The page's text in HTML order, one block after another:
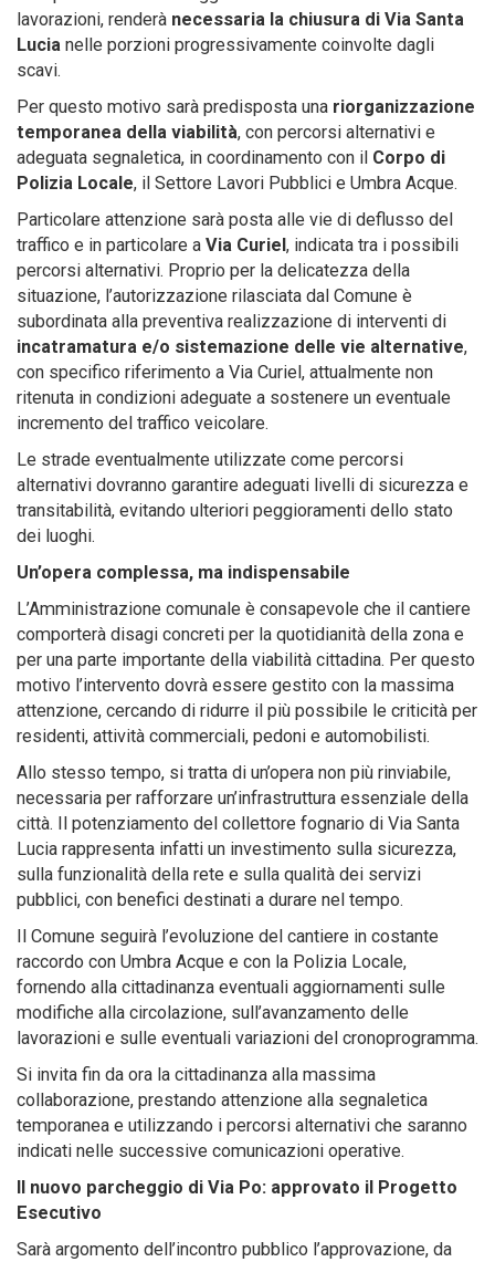
lavorazioni, renderà necessaria la chiusura di Via Santa
Lucia nelle porzioni progressivamente coinvolte dagli
scavi.
Per questo motivo sarà predisposta una riorganizzazione
temporanea della viabilità, con percorsi alternativi e
adeguata segnaletica, in coordinamento con il Corpo di
Polizia Locale, il Settore Lavori Pubblici e Umbra Acque.
Particolare attenzione sarà posta alle vie di deflusso del
traffico e in particolare a Via Curiel, indicata tra i possibili
percorsi alternativi. Proprio per la delicatezza della
situazione, l’autorizzazione rilasciata dal Comune è
subordinata alla preventiva realizzazione di interventi di
incatramatura e/o sistemazione delle vie alternative,
con specifico riferimento a Via Curiel, attualmente non
ritenuta in condizioni adeguate a sostenere un eventuale
incremento del traffico veicolare.
Le strade eventualmente utilizzate come percorsi
alternativi dovranno garantire adeguati livelli di sicurezza e
transitabilità, evitando ulteriori peggioramenti dello stato
dei luoghi.
Un’opera complessa, ma indispensabile
L’Amministrazione comunale è consapevole che il cantiere
comporterà disagi concreti per la quotidianità della zona e
per una parte importante della viabilità cittadina. Per questo
motivo l’intervento dovrà essere gestito con la massima
attenzione, cercando di ridurre il più possibile le criticità per
residenti, attività commerciali, pedoni e automobilisti.
Allo stesso tempo, si tratta di un’opera non più rinviabile,
necessaria per rafforzare un’infrastruttura essenziale della
città. Il potenziamento del collettore fognario di Via Santa
Lucia rappresenta infatti un investimento sulla sicurezza,
sulla funzionalità della rete e sulla qualità dei servizi
pubblici, con benefici destinati a durare nel tempo.
Il Comune seguirà l’evoluzione del cantiere in costante
raccordo con Umbra Acque e con la Polizia Locale,
fornendo alla cittadinanza eventuali aggiornamenti sulle
modifiche alla circolazione, sull’avanzamento delle
lavorazioni e sulle eventuali variazioni del cronoprogramma.
Si invita fin da ora la cittadinanza alla massima
collaborazione, prestando attenzione alla segnaletica
temporanea e utilizzando i percorsi alternativi che saranno
indicati nelle successive comunicazioni operative.
Il nuovo parcheggio di Via Po: approvato il Progetto
Esecutivo
Sarà argomento dell’incontro pubblico l’approvazione, da